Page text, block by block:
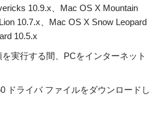
10.9.x、Mac OS X Mountain
10.7.x、Mac OS X Snow Leopard
10.5.x
実行する間、PCをインターネット
ドライバ ファイルをダウンロードし